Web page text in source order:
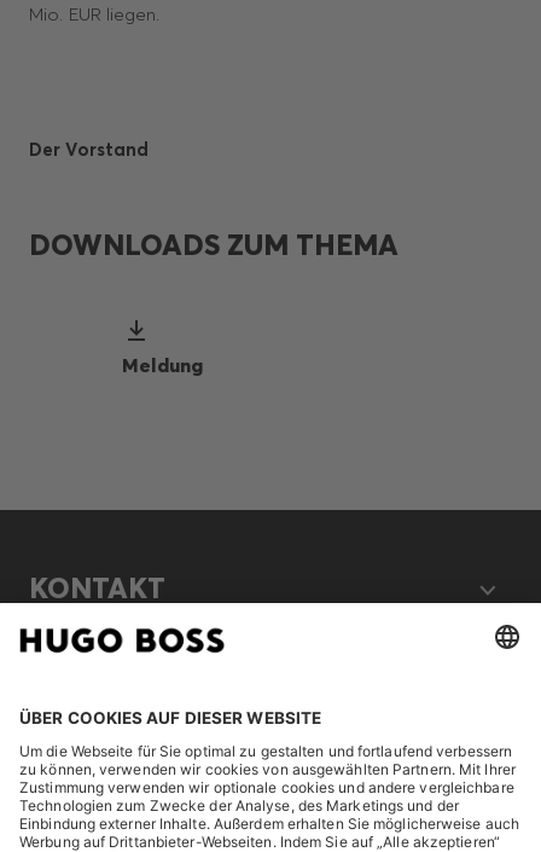
Mio. EUR liegen.
Der Vorstand
DOWNLOADS ZUM THEMA
Meldung
KONTAKT
ENTDECKEN